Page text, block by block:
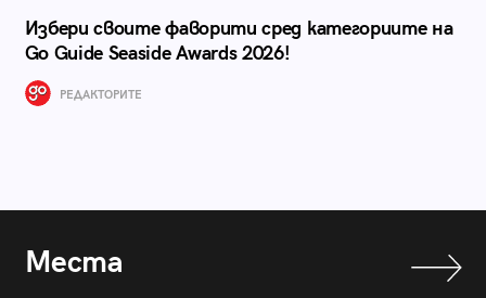
Избери своите фаворити сред категориите на
Go Guide Seaside Awards 2026!
РЕДАКТОРИТЕ
Места